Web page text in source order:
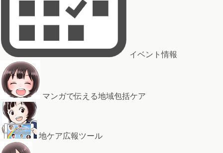
イベント情報
マンガで伝える地域包括ケア
地ケア広報ツール